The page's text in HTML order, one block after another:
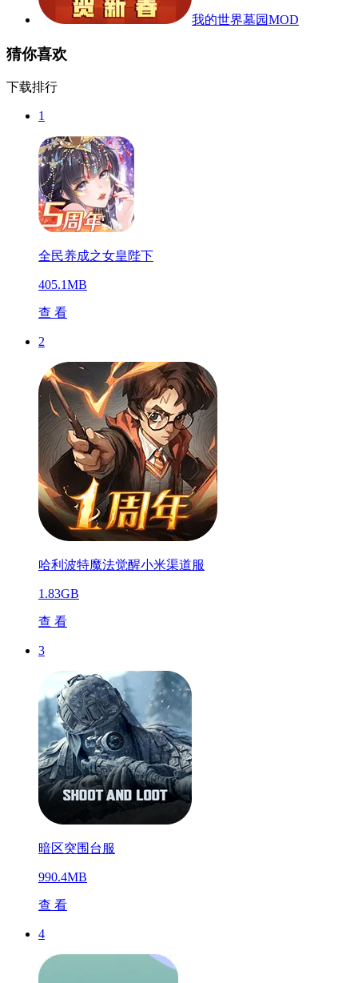
我的世界墓园MOD
猜你喜欢
下载排行
1
全民养成之女皇陛下
405.1MB
查 看
2
哈利波特魔法觉醒小米渠道服
1.83GB
查 看
3
暗区突围台服
990.4MB
查 看
4